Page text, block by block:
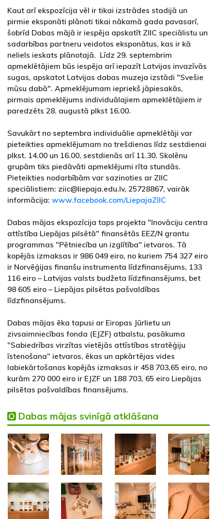
Kaut arī ekspozīcija vēl ir tikai izstrādes stadijā un
pirmie eksponāti plānoti tikai nākamā gada pavasarī,
šobrīd Dabas mājā ir iespēja apskatīt ZIIC speciālistu un
sadarbības partneru veidotos eksponātus, kas ir kā
neliels ieskats plānotajā. Līdz 29. septembrim
apmeklētājiem būs iespēja arī iepazīt Latvijas invazīvās
sugas, apskatot Latvijas dabas muzeja izstādi "Svešie
mūsu dabā". Apmeklējumam iepriekš jāpiesakās,
pirmais apmeklējums individuālajiem apmeklētājiem ir
paredzēts 28. augustā plkst 16.00.
Savukārt no septembra individuālie apmeklētāji var
pieteikties apmeklējumam no trešdienas līdz sestdienai
plkst. 14.00 un 16.00, sestdienās arī 11.30. Skolēnu
grupām tiks piedāvāti apmeklējumi rīta stundās.
Pieteikties nodarbībām var sazinoties ar ZIIC
speciālistiem: ziic@liepaja.edu.lv, 25728867, vairāk
informācija: www.facebook.com/LiepajaZIIC
Dabas mājas ekspozīcija taps projekta "Inovāciju centra
attīstība Liepājas pilsētā" finansētās EEZ/N grantu
programmas "Pētniecība un izglītība" ietvaros. Tā
kopējās izmaksas ir 986 049 eiro, no kuriem 754 327 eiro
ir Norvēģijas finanšu instrumenta līdzfinansējums, 133
116 eiro – Latvijas valsts budžeta līdzfinansējums, bet
98 605 eiro – Liepājas pilsētas pašvaldības
līdzfinansējums.
Dabas mājas ēka tapusi ar Eiropas Jūrlietu un
zivsaimniecības fonda (EJZF) atbalstu, pasākuma
"Sabiedrības virzītas vietējās attīstības stratēģiju
īstenošana" ietvaros, ēkas un apkārtējas vides
labiekārtošanas kopējās izmaksas ir 458 703,65 eiro, no
kurām 270 000 eiro ir EJZF un 188 703, 65 eiro Liepājas
pilsētas pašvaldības finansējums.
Dabas mājas svinīgā atklāšana